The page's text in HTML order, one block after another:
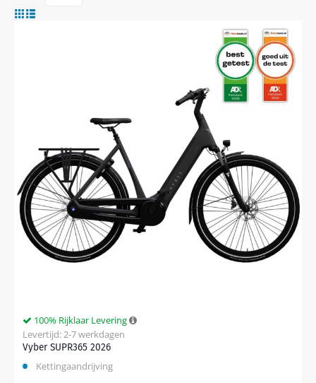
Vyber SUPR365 2026
100% Rijklaar Levering
Levertijd: 2-7 werkdagen
Kettingaandrijving